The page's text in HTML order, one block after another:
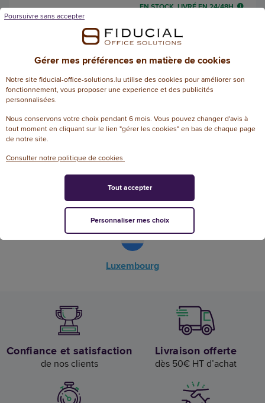
EN STOCK, LIVRÉ EN 24/48H
AJOUTER
Fiducial Office Solutions en Europe
Français Français
Luxembourg
Confiance et satisfaction
de nos clients
Livraison offerte
dès 50€ HT d’achat
Gérer mes préférences en matière de cookies
Notre site fiducial-office-solutions.lu utilise des cookies pour améliorer son
fonctionnement, vous proposer une experience et des publicités
personnalisées.
Nous conservons votre choix pendant 6 mois. Vous pouvez changer d'avis à
tout moment en cliquant sur le lien "gérer les cookies" en bas de chaque page
de notre site.
Consulter notre politique de cookies
Poursuivre sans accepter
Personnaliser mes choix
Tout accepter